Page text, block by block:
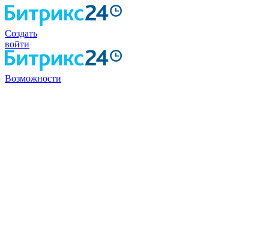
Создать
войти
Возможности